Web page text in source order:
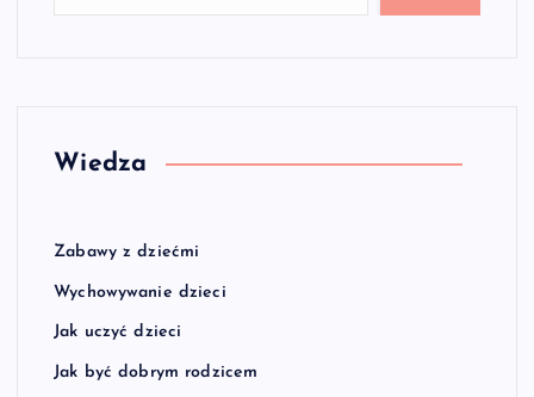
Wiedza
Zabawy z dziećmi
Wychowywanie dzieci
Jak uczyć dzieci
Jak być dobrym rodzicem